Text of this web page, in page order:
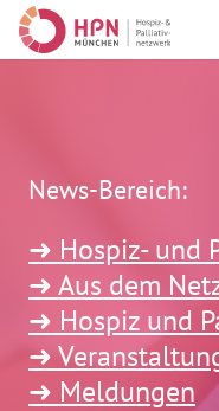
News-Bereich:
➜ Hospiz- und
➜ Aus dem
➜ Hospiz und
➜
➜ Meldungen